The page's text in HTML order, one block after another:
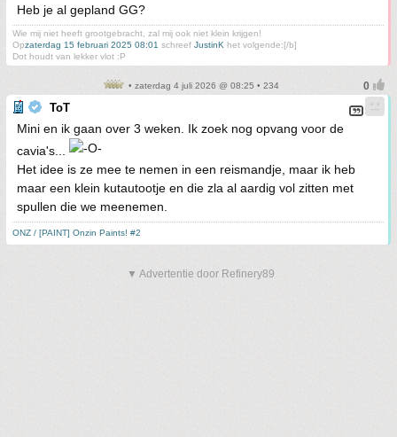
Heb je al gepland GG?
Wie mij niet heeft grootgebracht, zal mij ook niet klein krijgen!
Opzaterdag 15 februari 2025 08:01 schreef JustinK het volgende:[/b]
Dot houdt van lekker vlot :P
• zaterdag 4 juli 2026 @ 08:25 • 234
ToT
Mini en ik gaan over 3 weken. Ik zoek nog opvang voor de
cavia's...
Het idee is ze mee te nemen in een reismandje, maar ik heb
maar een klein kutautootje en die zla al aardig vol zitten met
spullen die we meenemen.
ONZ / [PAINT] Onzin Paints! #2
▼ Advertentie door Refinery89